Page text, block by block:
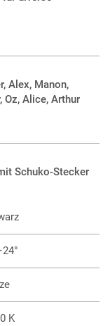
Alex, Manon,
Oz, Alice, Arthur
Schuko-Stecker
K